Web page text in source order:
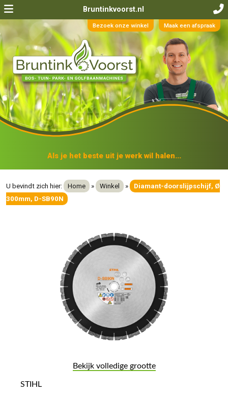
Bruntinkvoorst.nl
Bezoek onze winkel Maak een afspraak
Als je het beste uit je werk wil halen...
U bevindt zich hier: Home » Winkel »
Diamant-doorslijpschijf, Ø
300mm, D-SB90N
Bekijk volledige grootte
STIHL